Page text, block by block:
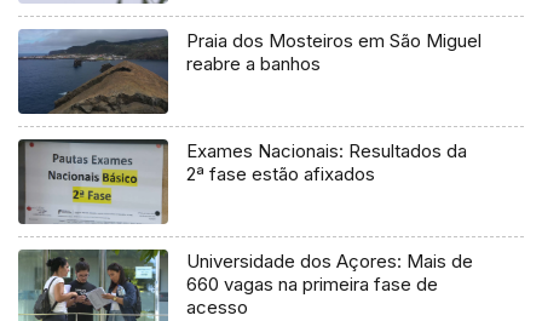
Praia dos Mosteiros em São Miguel
reabre a banhos
Exames Nacionais: Resultados da
2ª fase estão afixados
Universidade dos Açores: Mais de
660 vagas na primeira fase de
acesso